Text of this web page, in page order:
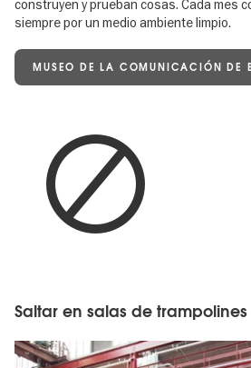
construyen y prueban cosas. Cada mes
siempre por un medio ambiente limpio.
MUSEO DE LA COMUNICACIÓN DE
Saltar en salas de trampolines